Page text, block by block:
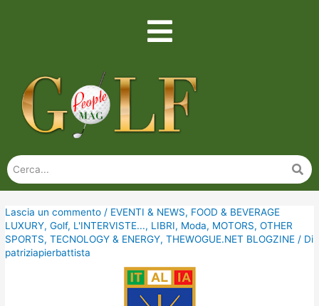
Lascia un commento / EVENTI & NEWS, FOOD & BEVERAGE
LUXURY,Golf, L'INTERVISTE..., LIBRI, Moda, MOTORS,OTHER
SPORTS,TECNOLOGY & ENERGY,THEWOGUE.NET BLOGZINE / Di
patriziapierbattista